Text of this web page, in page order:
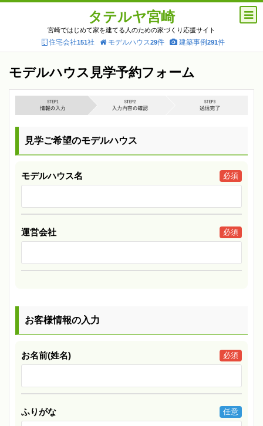
タテルヤ宮崎
宮崎ではじめて家を建てる人のための家づくり応援サイト
住宅会社151社 モデルハウス29件 建築事例291件
モデルハウス見学予約フォーム
見学ご希望のモデルハウス
モデルハウス名 必須
運営会社 必須
お客様情報の入力
お名前(姓名) 必須
ふりがな 任意